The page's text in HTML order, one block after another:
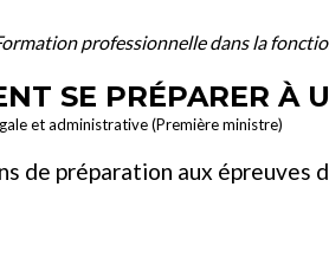
professionnelle dans la
SE PRÉPARER À
et administrative (Première ministre)
de préparation aux épreuves